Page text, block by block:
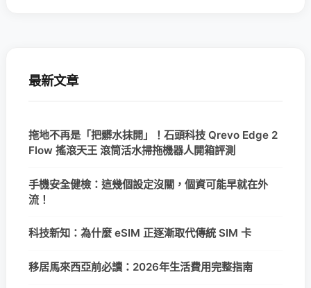
最新文章
拖地不再是「把髒水抹開」！石頭科技 Qrevo Edge 2
Flow 搖滾天王 滾筒活水掃拖機器人開箱評測
手機安全健檢：這幾個設定沒關，個資可能早就在外
流！
科技新知：為什麼 eSIM 正逐漸取代傳統 SIM 卡
移居馬來西亞前必讀：2026年生活費用完整指南